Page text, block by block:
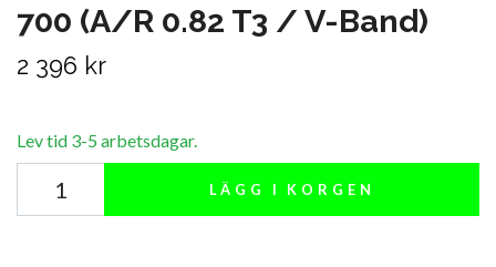
700 (A/R 0.82 T3 / V-Band)
2 396 kr
Lev tid 3-5 arbetsdagar.
LÄGG I KORGEN